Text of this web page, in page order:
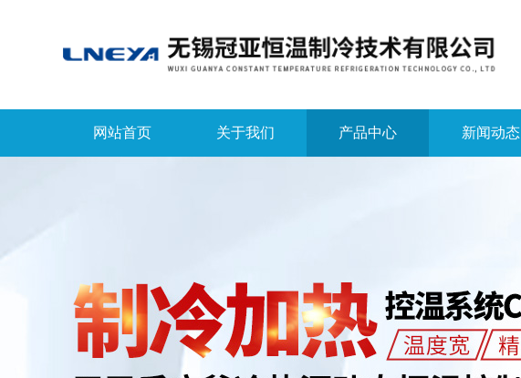
网站首页 关于我们 产品中心 新闻动态